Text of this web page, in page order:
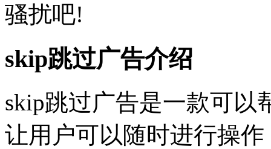
骚扰吧!
skip跳过广告介绍
skip跳过广告是一款可以
让用户可以随时进行操